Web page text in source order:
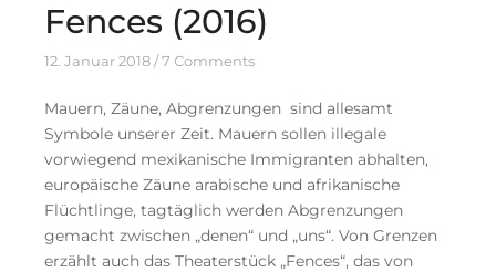
Fences (2016)
12. Januar 2018 7 Comments
Mauern, Zäune, Abgrenzungen sind allesamt
Symbole unserer Zeit. Mauern sollen illegale
vorwiegend mexikanische Immigranten abhalten,
europäische Zäune arabische und afrikanische
Flüchtlinge, tagtäglich werden Abgrenzungen
gemacht zwischen „denen“ und „uns“. Von Grenzen
erzählt auch das Theaterstück „Fences“, das von